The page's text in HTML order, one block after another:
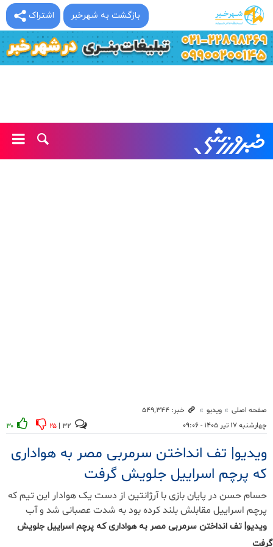
اشتراک بازگشت به شهرخبر
ویدیو| تف انداختن سرمربی مصر به هواداری که پرچم اسراییل جلویش
گرفت